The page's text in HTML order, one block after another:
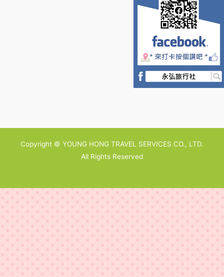
Copyright © YOUNG HONG TRAVEL SERVICES CO., LTD.
All Rights Reserved